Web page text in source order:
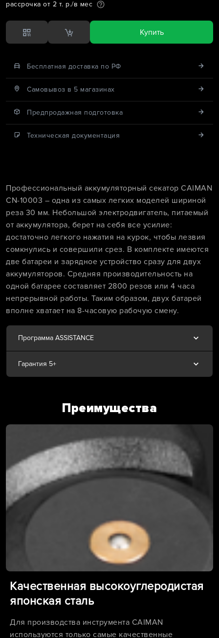
рассрочка от 2 т. р./в мес
Купить
Бесплатная доставка по РФ
Cамовывоз в 5 магазинах
Предпродажная подготовка
Техническая документация
Профессиональный аккумуляторный секатор CAIMAN
CN-10003 – одна из самых легких моделей шириной
реза 30 мм. Небольшой электродвигатель, питаемый
от аккумулятора, берет на себя все усилие:
достаточно легкого нажатия на курок, чтобы лезвия
сомкнулись и совершили срез. В комплекте имеются
две батареи и зарядное устройство сразу для двух
аккумуляторов. Средняя производительность на
одной батарее составляет 2800 резов или 4 часа
непрерывной работы. Таким образом, двух батарей
вполне хватает на 8-часовую рабочую смену.
Программа ASSISTANCE
Гарантия 5+
Преимущества
Качественная высокоуглеродистая
японская сталь
Для производства инструмента CAIMAN
используются только самые качественные